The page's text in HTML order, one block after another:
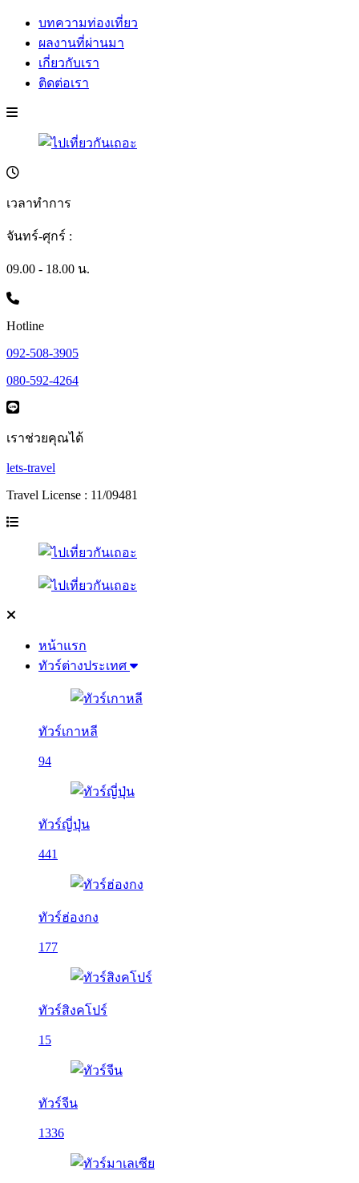
บทความท่องเที่ยว
ผลงานที่ผ่านมา
เกี่ยวกับเรา
ติดต่อเรา
เวลาทำการ
จันทร์-ศุกร์ :
09.00 - 18.00 น.
Hotline
092-508-3905
080-592-4264
เราช่วยคุณได้
lets-travel
Travel License : 11/09481
หน้าแรก
ทัวร์ต่างประเทศ
ทัวร์เกาหลี
94
ทัวร์ญี่ปุ่น
441
ทัวร์ฮ่องกง
177
ทัวร์สิงคโปร์
15
ทัวร์จีน
1336